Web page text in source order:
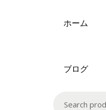
ホーム
ブログ